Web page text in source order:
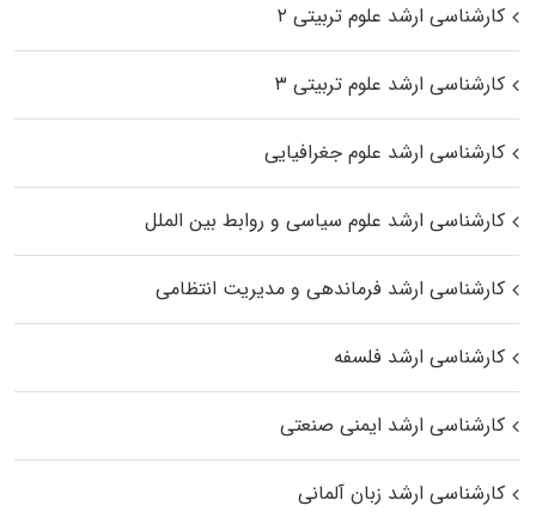
کارشناسی ارشد علوم تربیتی ۲
کارشناسی ارشد علوم تربیتی ۳
کارشناسی ارشد علوم جغرافیایی
کارشناسی ارشد علوم سیاسی و روابط بین الملل
کارشناسی ارشد فرماندهی و مدیریت انتظامی
کارشناسی ارشد فلسفه
کارشناسی ارشد ایمنی صنعتی
کارشناسی ارشد زبان آلمانی